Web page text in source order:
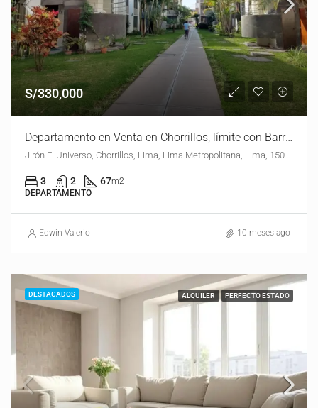
S/330,000
Departamento en Venta en Chorrillos, límite con Barranco
Jirón El Universo, Chorrillos, Lima, Lima Metropolitana, Lima, 15054, Perú
3 2 67m2
DEPARTAMENTO
Edwin Valerio 10 meses ago
DESTACADOS ALQUILER PERFECTO ESTADO